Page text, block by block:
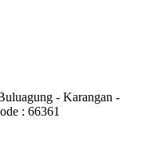
- Karangan -
: 66361